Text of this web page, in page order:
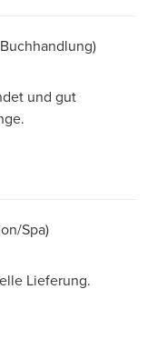
und gut
Spa)
Lieferung.